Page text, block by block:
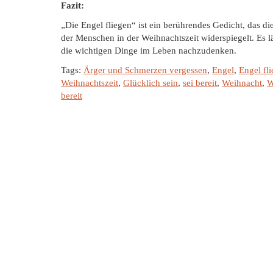
Fazit:
„Die Engel fliegen“ ist ein berührendes Gedicht, das
der Menschen in der Weihnachtszeit widerspiegelt. Es
die wichtigen Dinge im Leben nachzudenken.
Tags: Ärger und Schmerzen vergessen, Engel, Engel
Weihnachtszeit, Glücklich sein, sei bereit, Weihnacht,
bereit